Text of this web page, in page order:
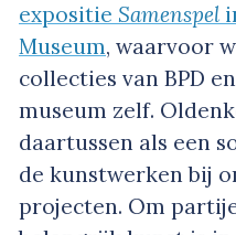
expositie Samenspel
Museum, waarvoor
collecties van BPD
museum zelf.
daartussen als een
de kunstwerken bij
projecten. Om